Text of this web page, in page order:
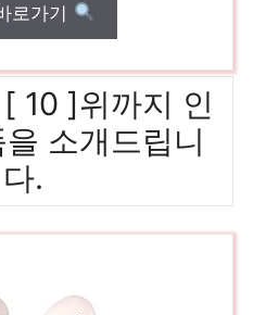
로가기
10 ]위까지 인
소개드립니
다.